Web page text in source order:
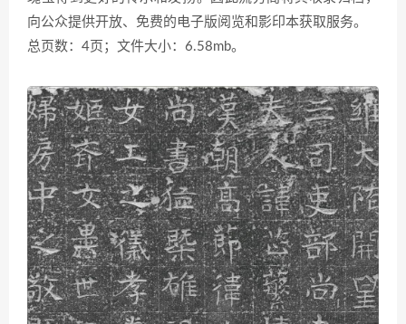
向公众提供开放、免费的电子版阅览和影印本获取服务。
总页数：4页；文件大小：6.58mb。